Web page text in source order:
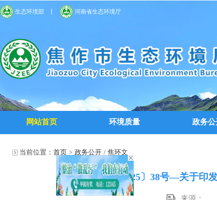
生态环境部 河南省生态环境厅
网站首页 环境质量 政务公
当前位置： 首页 > 政务公开 / 焦环文
焦环文〔2025〕38号—关于印
来源：